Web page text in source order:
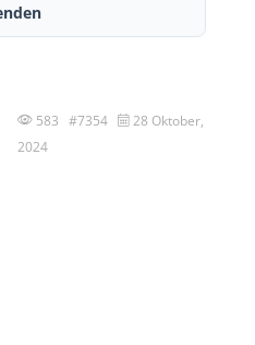
583 #7354
28 Oktober,
2024